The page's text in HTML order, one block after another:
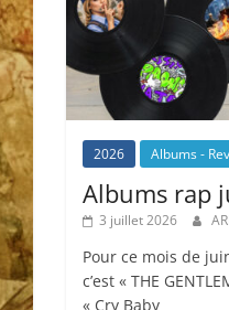
2026 Albums -
Albums rap
3 juillet 2026
Pour ce mois de
c’est « THE
« Cry Baby